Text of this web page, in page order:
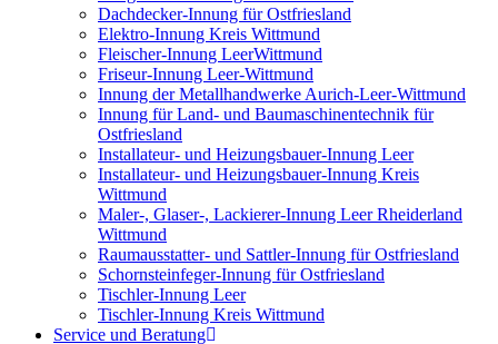
Dachdecker-Innung für Ostfriesland
Elektro-Innung Kreis Wittmund
Fleischer-Innung LeerWittmund
Friseur-Innung Leer-Wittmund
Innung der Metallhandwerke Aurich-Leer-Wittmund
Innung für Land- und Baumaschinentechnik für
Ostfriesland
Installateur- und Heizungsbauer-Innung Leer
Installateur- und Heizungsbauer-Innung Kreis
Wittmund
Maler-, Glaser-, Lackierer-Innung Leer Rheiderland
Wittmund
Raumausstatter- und Sattler-Innung für Ostfriesland
Schornsteinfeger-Innung für Ostfriesland
Tischler-Innung Leer
Tischler-Innung Kreis Wittmund
Service und Beratung